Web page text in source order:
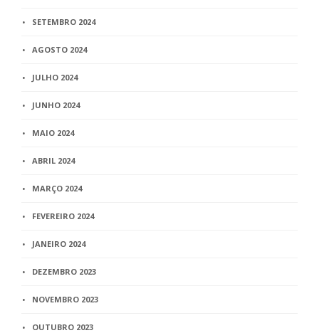
SETEMBRO 2024
AGOSTO 2024
JULHO 2024
JUNHO 2024
MAIO 2024
ABRIL 2024
MARÇO 2024
FEVEREIRO 2024
JANEIRO 2024
DEZEMBRO 2023
NOVEMBRO 2023
OUTUBRO 2023